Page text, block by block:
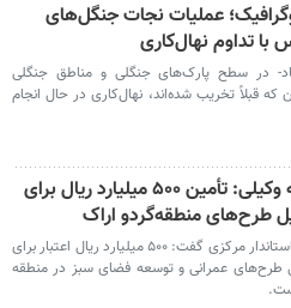
عملیات نجات جنگل‌های
با تداوم نهال‌کاری
در سطح پارک‌های جنگلی و مناطق جنگلی
که قبلاً تخریب شده‌اند، نهال‌کاری‌ در حال انجام
زندیه وکیلی: تأمین ۵۰۰ میلیارد ریال برای
طرح‌های منطقه‌گردو اراک
اراک-استاندار مرکزی گفت: ۵۰۰ میلیارد ریال اعتبار برای
طرح‌های عمرانی و توسعه فضای سبز در منطقه